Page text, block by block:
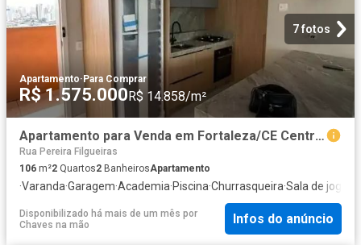
7 fotos
Apartamento· Para Comprar
R$ 1.575.000R$ 14.858/m²
Apartamento para Venda em Fortaleza/CE Centro 2 Quartos
Rua Pereira Filgueiras
106 m²2 Quartos2 BanheirosApartamento
·Varanda·Garagem·Academia·Piscina·Churrasqueira·Sala de jogos
Disponibilizado há mais de um mês por
Chaves na mão
Infos do anúncio